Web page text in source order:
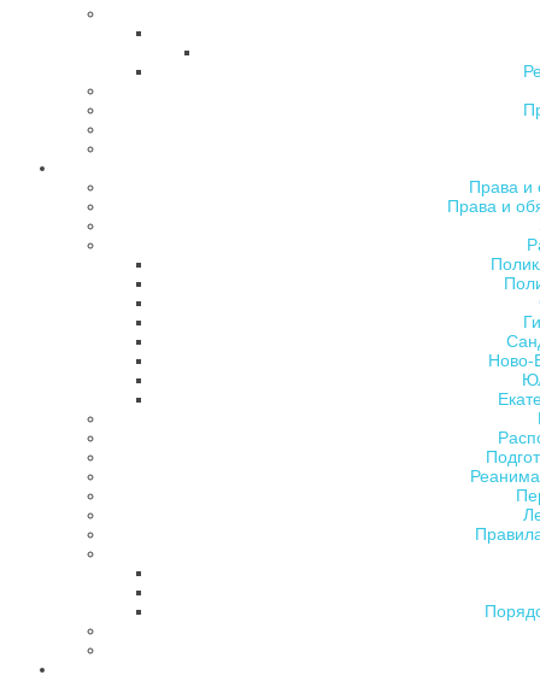
Права и
Права и
Ново-